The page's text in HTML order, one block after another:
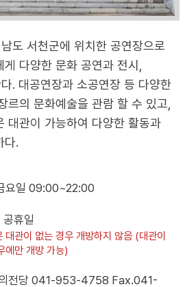
도 서천군에 위치한 공연장으로
다양한 문화 공연과 전시,
. 대공연장과 소공연장 등 다양한
르의 문화예술을 관람 할 수 있고,
대관이 가능하여 다양한 활동과
다.
요일 09:00~22:00
공휴일
대관이 없는 경우 개방하지 않음 (대관이
에만 개방 가능)
전당 041-953-4758 Fax.041-